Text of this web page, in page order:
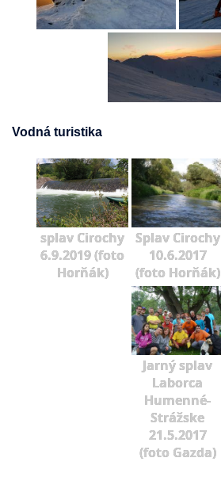
Vodná turistika
splav Cirochy
6.9.2019 (foto
Horňák)
Splav Cirochy
10.6.2017
(foto Horňák)
Jarný splav
Laborca
Humenné-
Strážske
21.5.2017
(foto Gazda)